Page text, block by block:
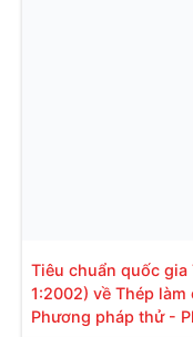
Tiêu chuẩn quốc gia
1:2002) về Thép
Phương pháp thử -